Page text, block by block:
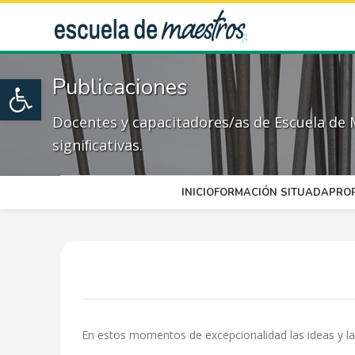
Open toolbarPublicaciones
Docentes y capacitadores/as de Escuela
signiﬁcativas.
INICIOFORMACIÓN SITUADA
En estos momentos de excepcionalidad las ideas y